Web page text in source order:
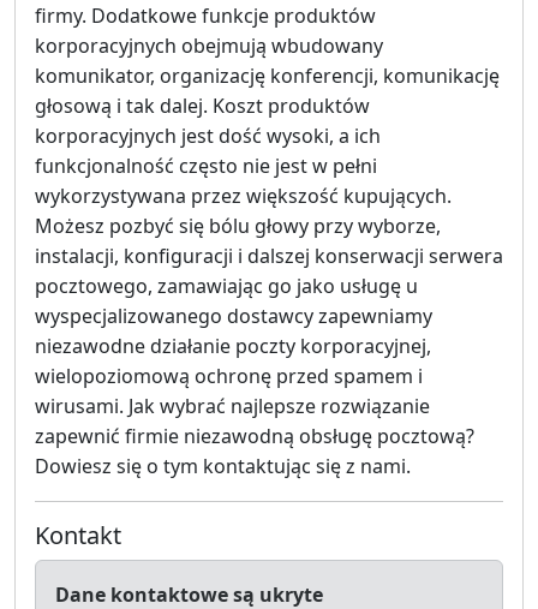
firmy. Dodatkowe funkcje produktów
korporacyjnych obejmują wbudowany
komunikator, organizację konferencji, komunikację
głosową i tak dalej. Koszt produktów
korporacyjnych jest dość wysoki, a ich
funkcjonalność często nie jest w pełni
wykorzystywana przez większość kupujących.
Możesz pozbyć się bólu głowy przy wyborze,
instalacji, konfiguracji i dalszej konserwacji serwera
pocztowego, zamawiając go jako usługę u
wyspecjalizowanego dostawcy zapewniamy
niezawodne działanie poczty korporacyjnej,
wielopoziomową ochronę przed spamem i
wirusami. Jak wybrać najlepsze rozwiązanie
zapewnić firmie niezawodną obsługę pocztową?
Dowiesz się o tym kontaktując się z nami.
Kontakt
Dane kontaktowe są ukryte